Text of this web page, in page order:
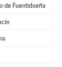
de Fuentidueña